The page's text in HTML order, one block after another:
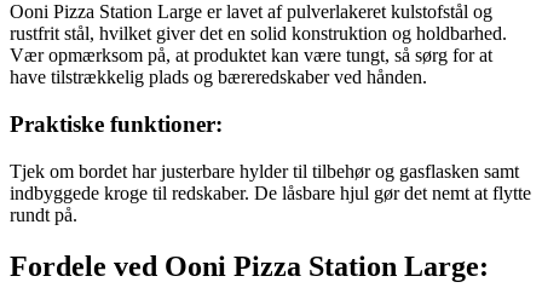
Ooni Pizza Station Large er lavet af pulverlakeret kulstofstål og
rustfrit stål, hvilket giver det en solid konstruktion og holdbarhed.
Vær opmærksom på, at produktet kan være tungt, så sørg for at
have tilstrækkelig plads og bæreredskaber ved hånden.
Praktiske funktioner:
Tjek om bordet har justerbare hylder til tilbehør og gasflasken samt
indbyggede kroge til redskaber. De låsbare hjul gør det nemt at flytte
rundt på.
Fordele ved Ooni Pizza Station Large: